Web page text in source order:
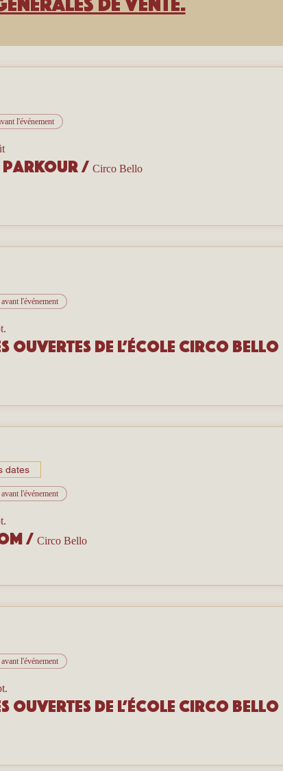
l'événement
parkour/ Circo Bello
l'événement
ouvertes de l’école Circo
dates
l'événement
/ Circo Bello
l'événement